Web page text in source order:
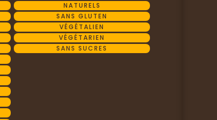
NATURELS
SANS GLUTEN
VÉGÉTALIEN
VÉGÉTARIEN
SANS SUCRES